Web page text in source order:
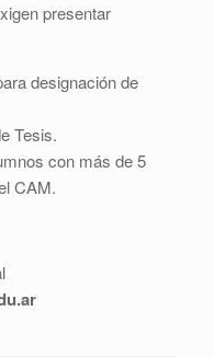
presentar
designación de
Tesis.
con más de 5
CAM.